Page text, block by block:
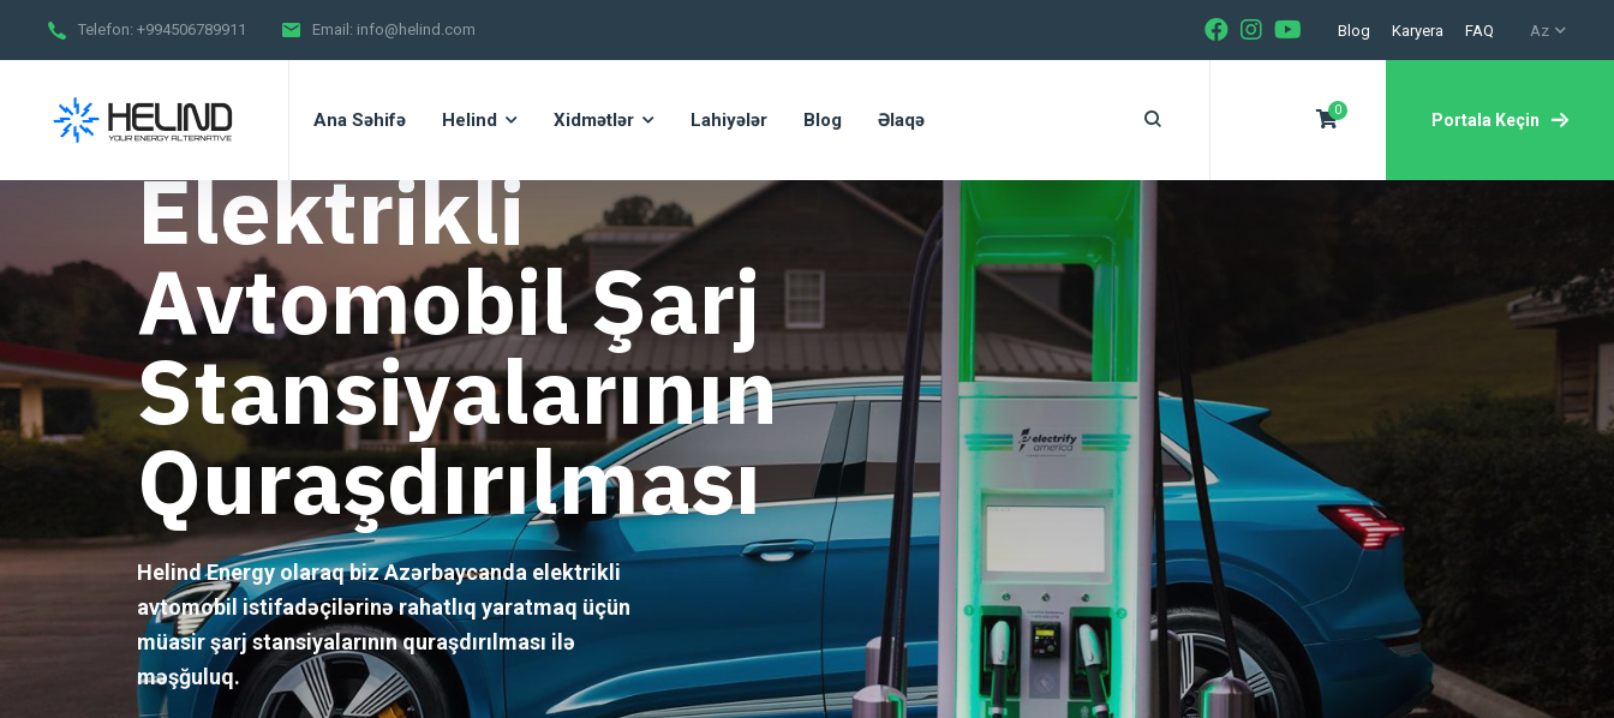
Telefon: +994506789911 Email: info@helind.com Blog Karyera FAQ Az
Ana Səhifə Helind Xidmətlər Lahiyələr Blog Əlaqə 0
Portala Keçin
Elektrikli
Avtomobil Şarj
Stansiyalarının
Quraşdırılması
Helind Energy olaraq biz Azərbaycanda elektrikli
avtomobil istifadəçilərinə rahatlıq yaratmaq üçün
müasir şarj stansiyalarının quraşdırılması ilə
məşğuluq.